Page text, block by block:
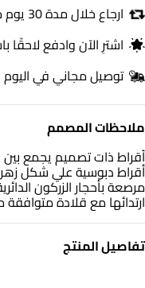
ملاحظات المصمم
أقراط ذات تصميم يجمع بين
ارتدائها مع قلادة
تفاصيل المنتج
ارجاع خلال مدة 30 يوم مجانا
اشترِ الآن وادفع لاحقًا
توصيل مجاني في اليوم